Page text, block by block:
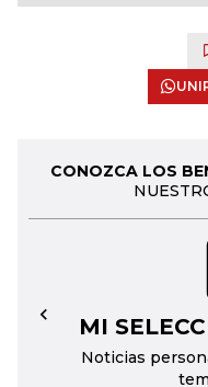
CONOZCA LOS
MI
Noticias
←